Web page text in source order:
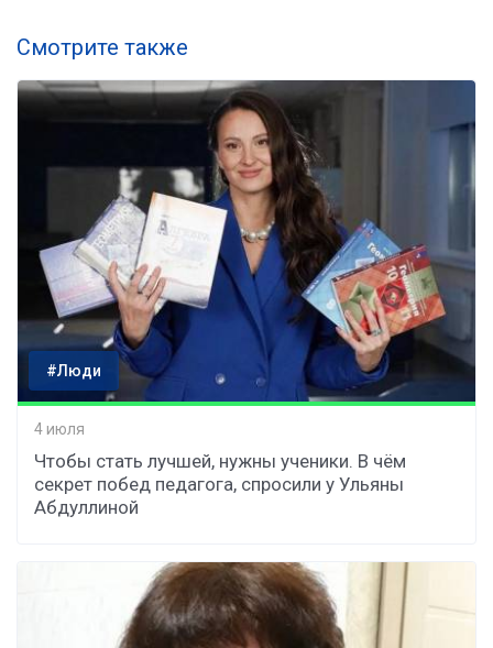
Смотрите также
#Люди
4 июля
Чтобы стать лучшей, нужны ученики. В чём
секрет побед педагога, спросили у Ульяны
Абдуллиной